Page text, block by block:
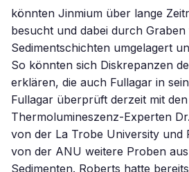
könnten Jinmium über lange
besucht und dabei durch Graben
Sedimentschichten umgelagert
So könnten sich Diskrepanzen
erklären, die auch Fullagar in
Fullagar überprüft derzeit mit
Thermolumineszenz-Experten
von der La Trobe University und
von der ANU weitere Proben
Sedimenten. Roberts hatte